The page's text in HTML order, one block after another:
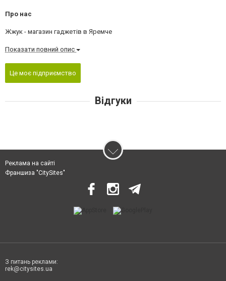
Про нас
Жжук - магазин гаджетів в Яремче
Показати повний опис
Це моє підприємство
Відгуки
Реклама на сайті
Франшиза "CitySites"
З питань реклами:
rek@citysites.ua